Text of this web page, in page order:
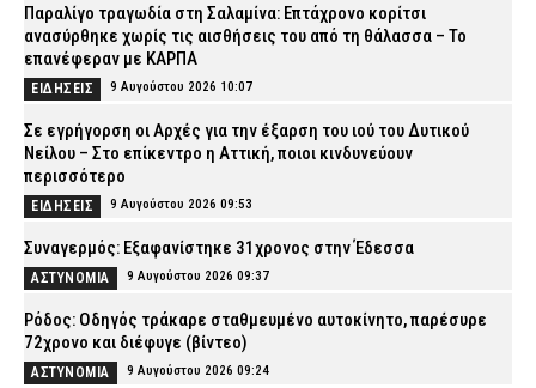
Παραλίγο τραγωδία στη Σαλαμίνα: Επτάχρονο κορίτσι
ανασύρθηκε χωρίς τις αισθήσεις του από τη θάλασσα – Το
επανέφεραν με ΚΑΡΠΑ
ΕΙΔΗΣΕΙΣ 9 Αυγούστου 2026 10:07
Σε εγρήγορση οι Αρχές για την έξαρση του ιού του Δυτικού
Νείλου – Στο επίκεντρο η Αττική, ποιοι κινδυνεύουν
περισσότερο
ΕΙΔΗΣΕΙΣ 9 Αυγούστου 2026 09:53
Συναγερμός: Εξαφανίστηκε 31χρονος στην Έδεσσα
ΑΣΤΥΝΟΜΙΑ 9 Αυγούστου 2026 09:37
Ρόδος: Οδηγός τράκαρε σταθμευμένο αυτοκίνητο, παρέσυρε
72χρονο και διέφυγε (βίντεο)
ΑΣΤΥΝΟΜΙΑ 9 Αυγούστου 2026 09:24